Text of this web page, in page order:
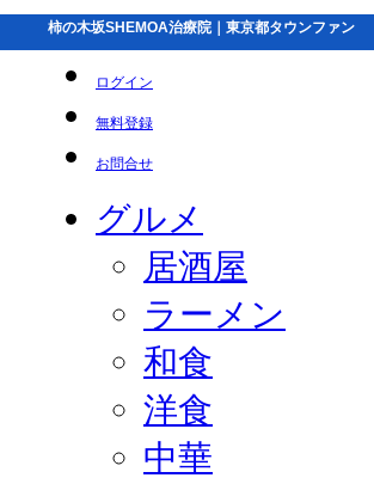
柿の木坂SHEMOA治療院｜東京都タウンファン
ログイン
無料登録
お問合せ
グルメ
居酒屋
ラーメン
和食
洋食
中華